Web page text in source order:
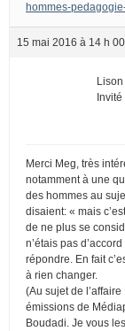
hommes-
15 mai 2016 à 14 h
Lison
Invité
Merci Meg, très
notamment à une
des hommes au
disaient: « mais
de ne plus se
n’étais pas
répondre. En fait
à rien changer.
(Au sujet de
émissions de
Boudadi. Je vous